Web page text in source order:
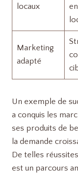
locaux
Marketing
adapté
Un exemple de
a conquis les
ses produits de
la demande
De telles
est un parcours